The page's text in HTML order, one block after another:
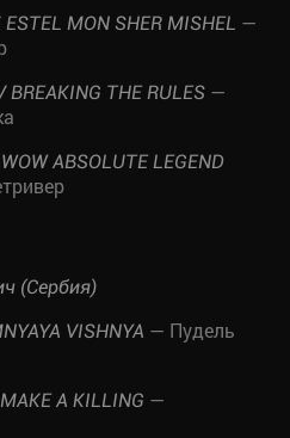
ESTEL MON SHER MISHEL —
BREAKING THE RULES —
ABSOLUTE LEGEND
(Сербия)
VISHNYA — Пудель
A KILLING —